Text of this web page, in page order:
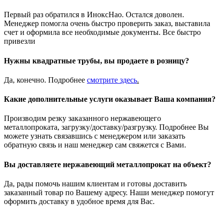
Первый раз обратился в ИноксНао. Остался доволен.
Менеджер помогла очень быстро проверить заказ, выставила
счет и оформила все необходимые документы. Все быстро
привезли
Нужны квадратные трубы, вы продаете в розницу?
Да, конечно. Подробнее смотрите здесь.
Какие дополнительные услуги оказывает Ваша компания?
Производим резку заказанного нержавеющего
металлопроката, загрузку/доставку/разгрузку. Подробнее Вы
можете узнать связавшись с менеджером или заказать
обратную связь и наш менеджер сам свяжется с Вами.
Вы доставляете нержавеющий металлопрокат на объект?
Да, рады помочь нашим клиентам и готовы доставить
заказанный товар по Вашему адресу. Наши менеджер помогут
оформить доставку в удобное время для Вас.